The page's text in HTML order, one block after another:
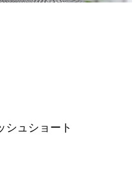
シュショート